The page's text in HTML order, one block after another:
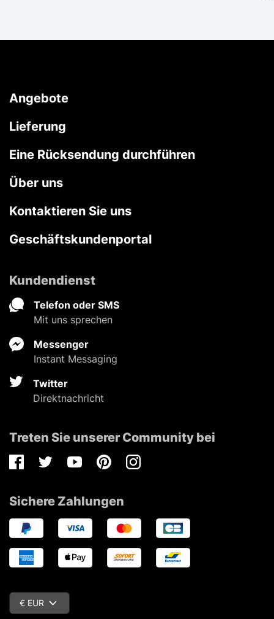
Angebote
Lieferung
Eine Rücksendung durchführen
Über uns
Kontaktieren Sie uns
Geschäftskundenportal
Kundendienst
Telefon oder SMS
Mit uns sprechen
Messenger
Instant Messaging
Twitter
Direktnachricht
Treten Sie unserer Community bei
FacebookTwitterYoutubePinterestInstagram
Sichere Zahlungen
€ EUR